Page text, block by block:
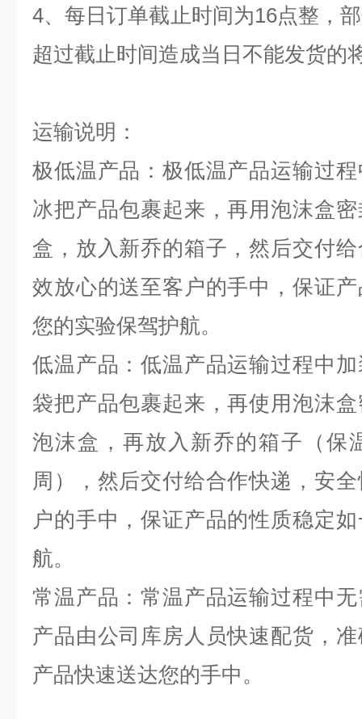
4、每日订单截止时间为16点整，
超过截止时间造成当日不能发货的
运输说明：
极低温产品：极低温产品运输过
冰把产品包裹起来，再用泡沫盒
盒，放入新乔的箱子，然后交付
效放心的送至客户的手中，保证
您的实验保驾护航。
低温产品：低温产品运输过程中
袋把产品包裹起来，再使用泡沫
泡沫盒，再放入新乔的箱子（保
周），然后交付给合作快递，安
户的手中，保证产品的性质稳定
航。
常温产品：常温产品运输过程中
产品由公司库房人员快速配货，
产品快速送达您的手中。